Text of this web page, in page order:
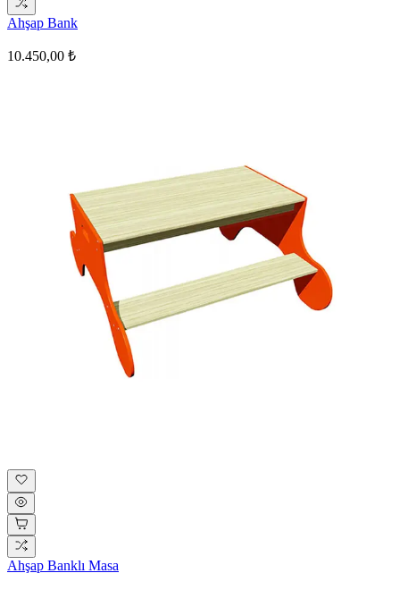
Ahşap Bank
10.450,00 ₺
Ahşap Banklı Masa